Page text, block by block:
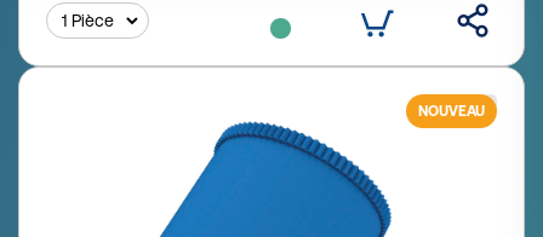
NOUVEAU